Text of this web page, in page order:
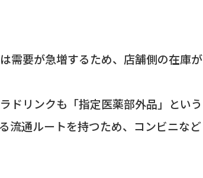
需要が急増するため、店舗側の在庫が
ドリンクも「指定医薬部外品」という
流通ルートを持つため、コンビニなど